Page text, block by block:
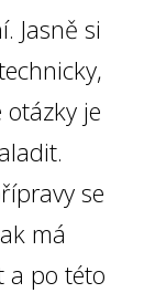
Jasně si
je
se
má
a po této